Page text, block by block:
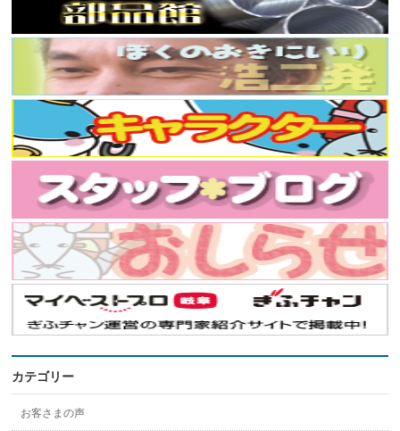
カテゴリー
お客さまの声